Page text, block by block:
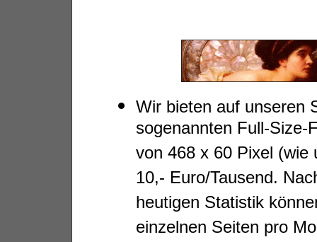
Wir bieten auf unseren
sogenannten Full-Size-
von 468 x 60 Pixel (wie
10,- Euro/Tausend.
heutigen Statistik
einzelnen Seiten pro